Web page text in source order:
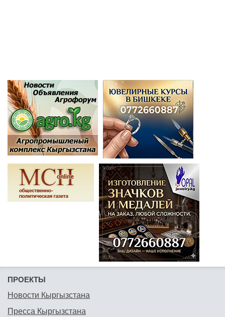
ПРОЕКТЫ
Новости Кыргызстана
Пресса Кыргызстана